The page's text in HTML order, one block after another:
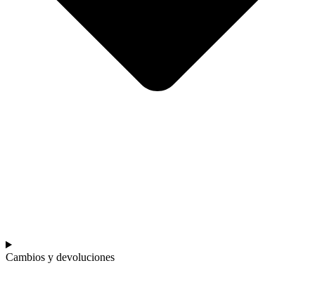
Cambios y devoluciones